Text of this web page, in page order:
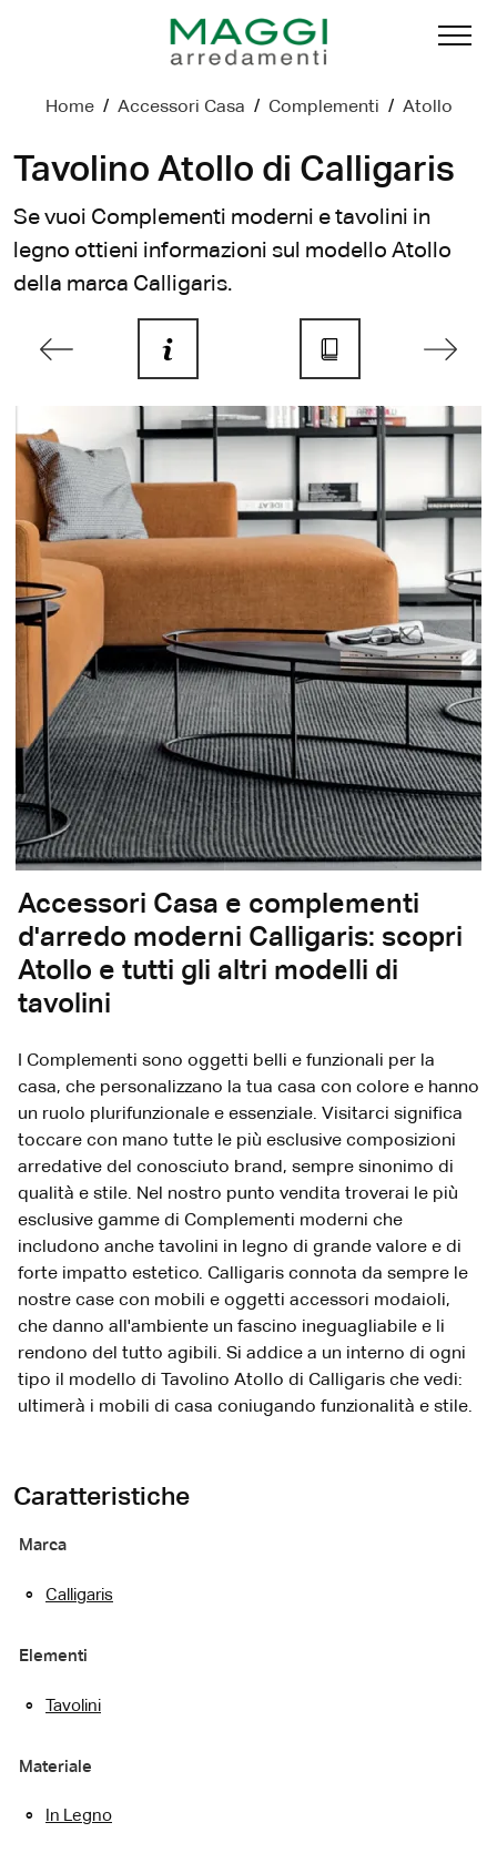
Home / Accessori Casa / Complementi / Atollo
Tavolino Atollo di Calligaris
Se vuoi Complementi moderni e tavolini in
legno ottieni informazioni sul modello Atollo
della marca Calligaris.
Accessori Casa e complementi
d'arredo moderni Calligaris: scopri
Atollo e tutti gli altri modelli di
tavolini
I Complementi sono oggetti belli e funzionali per la
casa, che personalizzano la tua casa con colore e hanno
un ruolo plurifunzionale e essenziale. Visitarci significa
toccare con mano tutte le più esclusive composizioni
arredative del conosciuto brand, sempre sinonimo di
qualità e stile. Nel nostro punto vendita troverai le più
esclusive gamme di Complementi moderni che
includono anche tavolini in legno di grande valore e di
forte impatto estetico. Calligaris connota da sempre le
nostre case con mobili e oggetti accessori modaioli,
che danno all'ambiente un fascino ineguagliabile e li
rendono del tutto agibili. Si addice a un interno di ogni
tipo il modello di Tavolino Atollo di Calligaris che vedi:
ultimerà i mobili di casa coniugando funzionalità e stile.
Caratteristiche
Marca
Calligaris
Elementi
Tavolini
Materiale
In Legno